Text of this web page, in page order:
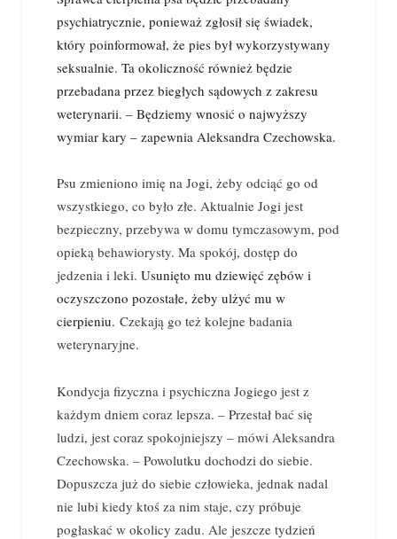
psychiatrycznie, ponieważ zgłosił się świadek,
który poinformował, że pies był wykorzystywany
seksualnie. Ta okoliczność również będzie
przebadana przez biegłych sądowych z zakresu
weterynarii. – Będziemy wnosić o najwyższy
wymiar kary – zapewnia Aleksandra Czechowska.
Psu zmieniono imię na Jogi, żeby odciąć go od
wszystkiego, co było złe. Aktualnie Jogi jest
bezpieczny, przebywa w domu tymczasowym, pod
opieką behawiorysty. Ma spokój, dostęp do
jedzenia i leki. Usunięto mu dziewięć zębów i
oczyszczono pozostałe, żeby ulżyć mu w
cierpieniu. Czekają go też kolejne badania
weterynaryjne.
Kondycja fizyczna i psychiczna Jogiego jest z
każdym dniem coraz lepsza. – Przestał bać się
ludzi, jest coraz spokojniejszy – mówi Aleksandra
Czechowska. – Powolutku dochodzi do siebie.
Dopuszcza już do siebie człowieka, jednak nadal
nie lubi kiedy ktoś za nim staje, czy próbuje
pogłaskać w okolicy zadu. Ale jeszcze tydzień